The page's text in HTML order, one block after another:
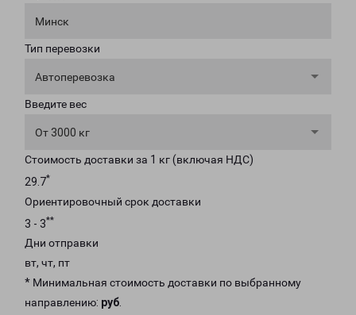
Минск
Тип перевозки
Автоперевозка
Введите вес
От 3000 кг
Стоимость доставки за 1 кг (включая НДС)
29.7*
Ориентировочный срок доставки
3 - 3**
Дни отправки
вт, чт, пт
* Минимальная стоимость доставки по выбранному
направлению: руб.